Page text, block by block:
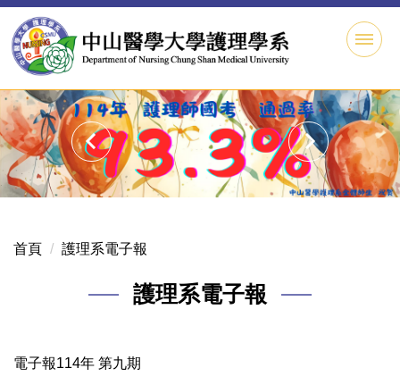
到
主
內
容
區
首頁 護理系電子報
護理系電子報
電子報114年 第九期